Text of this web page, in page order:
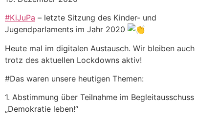
#KiJuPa – letzte Sitzung des Kinder- und
Jugendparlaments im Jahr 2020
Heute mal im digitalen Austausch. Wir bleiben auch
trotz des aktuellen Lockdowns aktiv!
#Das waren unsere heutigen Themen:
1. Abstimmung über Teilnahme im Begleitausschuss
„Demokratie leben!“